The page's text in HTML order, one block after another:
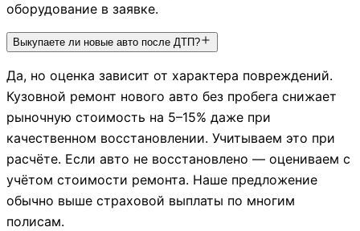
оборудование в заявке.
Выкупаете ли новые авто после ДТП?
Да, но оценка зависит от характера повреждений.
Кузовной ремонт нового авто без пробега снижает
рыночную стоимость на 5–15% даже при
качественном восстановлении. Учитываем это при
расчёте. Если авто не восстановлено — оцениваем с
учётом стоимости ремонта. Наше предложение
обычно выше страховой выплаты по многим
полисам.